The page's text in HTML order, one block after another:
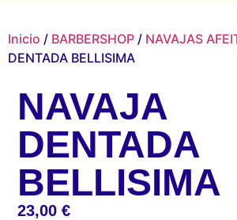
Inicio / BARBERSHOP / NAVAJAS
DENTADA BELLISIMA
NAVAJA
DENTADA
BELLISIMA
23,00€